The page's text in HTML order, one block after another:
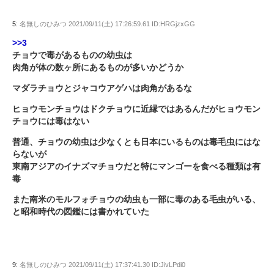
5: 名無しのひみつ 2021/09/11(土) 17:26:59.61 ID:HRGjzxGG
>>3
チョウで毒があるものの幼虫は
肉角が体の数ヶ所にあるものが多いかどうか
マダラチョウとジャコウアゲハは肉角があるな
ヒョウモンチョウはドクチョウに近縁ではあるんだがヒョウモン
チョウには毒はない
普通、チョウの幼虫は少なくとも日本にいるものは毒毛虫にはな
らないが
東南アジアのイナズマチョウだと特にマンゴーを食べる種類は有
毒
また南米のモルフォチョウの幼虫も一部に毒のある毛虫がいる、
と昭和時代の図鑑には書かれていた
9: 名無しのひみつ 2021/09/11(土) 17:37:41.30 ID:JivLPdi0